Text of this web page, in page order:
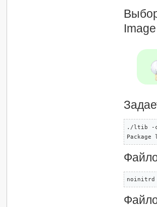
./ltib -
noinitrd